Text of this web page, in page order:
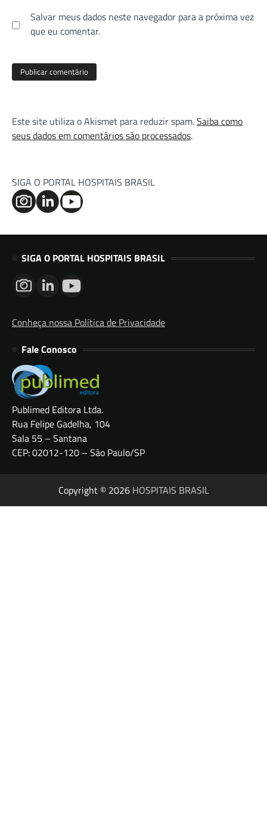
Salvar meus dados neste navegador para a próxima vez
que eu comentar.
Este site utiliza o Akismet para reduzir spam.Saiba como
seus dados em comentários são processados.
SIGA O PORTAL HOSPITAIS BRASIL
SIGA O PORTAL HOSPITAIS BRASIL
Conheça nossa Política de Privacidade
Fale Conosco
Publimed Editora Ltda.
Rua Felipe Gadelha, 104
Sala 55 – Santana
CEP: 02012-120 – São Paulo/SP
Copyright © 2026 HOSPITAIS BRASIL